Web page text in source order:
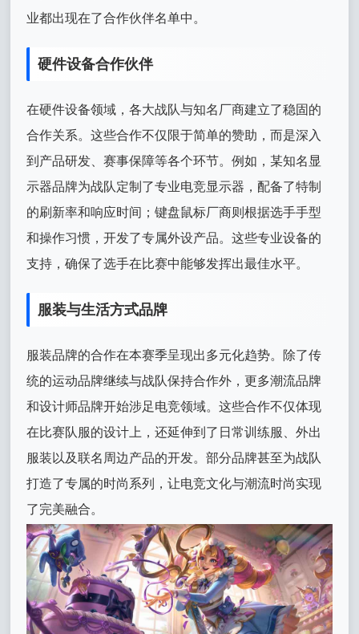
业都出现在了合作伙伴名单中。
硬件设备合作伙伴
在硬件设备领域，各大战队与知名厂商建立了稳固的
合作关系。这些合作不仅限于简单的赞助，而是深入
到产品研发、赛事保障等各个环节。例如，某知名显
示器品牌为战队定制了专业电竞显示器，配备了特制
的刷新率和响应时间；键盘鼠标厂商则根据选手手型
和操作习惯，开发了专属外设产品。这些专业设备的
支持，确保了选手在比赛中能够发挥出最佳水平。
服装与生活方式品牌
服装品牌的合作在本赛季呈现出多元化趋势。除了传
统的运动品牌继续与战队保持合作外，更多潮流品牌
和设计师品牌开始涉足电竞领域。这些合作不仅体现
在比赛队服的设计上，还延伸到了日常训练服、外出
服装以及联名周边产品的开发。部分品牌甚至为战队
打造了专属的时尚系列，让电竞文化与潮流时尚实现
了完美融合。